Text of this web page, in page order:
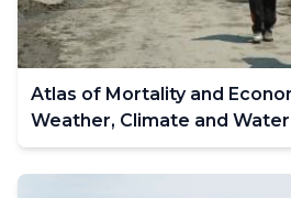
Atlas of Mortality and
Weather, Climate and